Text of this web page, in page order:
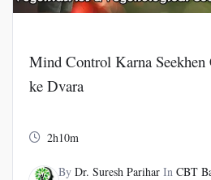
Mind Control Karna
ke Dvara
2h10m
By Dr. Suresh Parihar In CBT